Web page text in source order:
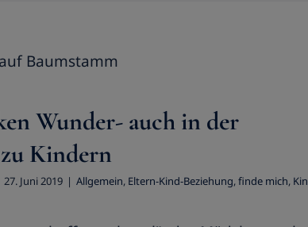
zu Kindern
Wunder- auch in der
Kindern
27. Juni 2019 | Allgemein, Eltern-Kind-Beziehung,finde mich,